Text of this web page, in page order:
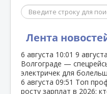
Поиск
Лента
6 августа 10:01 9
Волгограде —
электричек для
6 августа 09:51 Топ
росту зарплат в 2026: